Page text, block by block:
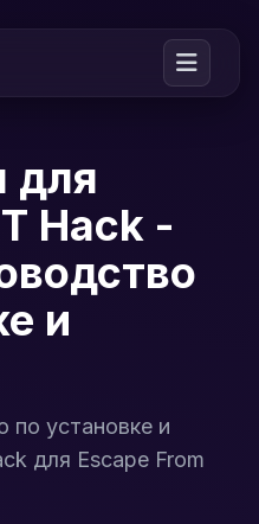
для
Hack -
и
по установке и
для Escape From